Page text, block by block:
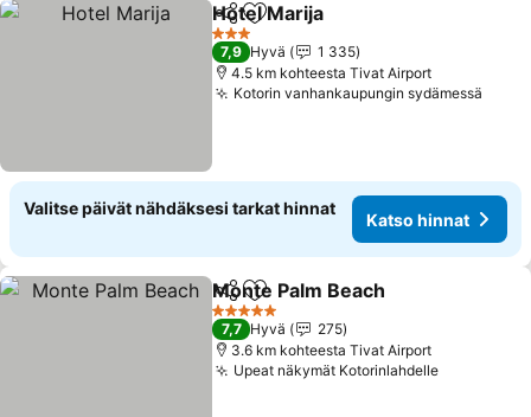
Jaa Lisää suosikkeihin
Hotel Marija
3 Tähtiluokitus
7,9 Hyvä
1 335
4.5 km kohteesta Tivat Airport
Kotorin vanhankaupungin sydämessä
Valitse päivät nähdäksesi tarkat hinnat
Katso hinnat
Jaa Lisää suosikkeihin
Monte Palm Beach
5 Tähtiluokitus
7,7 Hyvä
275
3.6 km kohteesta Tivat Airport
Upeat näkymät KotorinlahdelleKatso